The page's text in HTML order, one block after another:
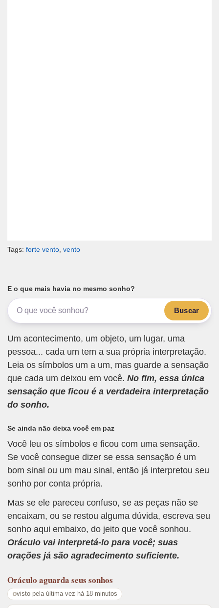
Tags: forte vento vento
E o que mais havia no mesmo sonho?
Buscar
Um acontecimento, um objeto, um lugar, uma
pessoa... cada um tem a sua própria interpretação.
Leia os símbolos um a um, mas guarde a sensação
que cada um deixou em você. No fim, essa única
sensação que ficou é a verdadeira interpretação
do sonho.
Se ainda não deixa você em paz
Você leu os símbolos e ficou com uma sensação.
Se você consegue dizer se essa sensação é um
bom sinal ou um mau sinal, então já interpretou seu
sonho por conta própria.
Mas se ele pareceu confuso, se as peças não se
encaixam, ou se restou alguma dúvida, escreva seu
sonho aqui embaixo, do jeito que você sonhou.
Oráculo vai interpretá-lo para você; suas
orações já são agradecimento suficiente.
Oráculo aguarda seus sonhos
visto pela última vez há 18 minutos